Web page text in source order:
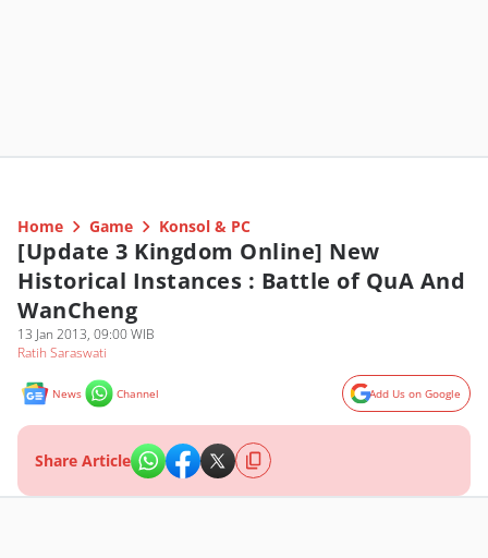
Home Game Konsol & PC
[Update 3 Kingdom Online] New
Historical Instances : Battle of QuA And
WanCheng
13 Jan 2013, 09:00 WIB
Ratih Saraswati
News Channel Add Us on Google
Share Article